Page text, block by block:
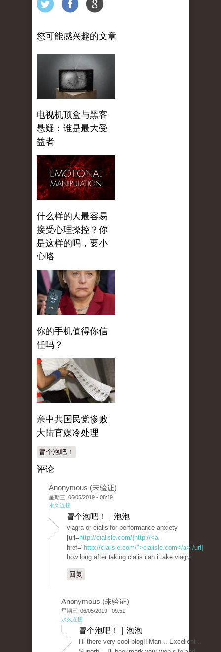
您可能感兴趣的文章
电视机顶盒与黑客
悬疑：谁是最大受
益者
什么样的人最容易
接受心理操控？你
是这样的吗，要小
心咯
你的手机值得你信
任吗？
亲中共国民党惨败
大陆官媒冷处理
冒个泡吧！
评论
Anonymous (未验证)
星期三, 06/05/2019 - 08:19
永久连接
冒个泡吧！ | 泡泡
viagra or cialis for performance anxiety
[url= http://cialisle.com/]http://<a
href=" http://cialisle.com/">cialisle.com</a>[/url]
how long after taking cialis can i take viagra.
回复
Anonymous (未验证)
星期三, 06/05/2019 - 09:51
永久连接
冒个泡吧！ | 泡泡
Hi there very cool blog!! Man .. Excellent ..